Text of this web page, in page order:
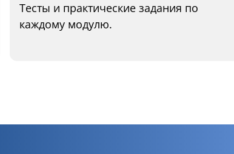
Тесты и практические задания по
каждому модулю.